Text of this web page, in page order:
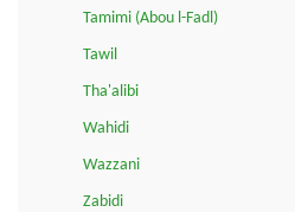
Tamimi (Abou l-Fadl)
Tawil
Tha'alibi
Wahidi
Wazzani
Zabidi